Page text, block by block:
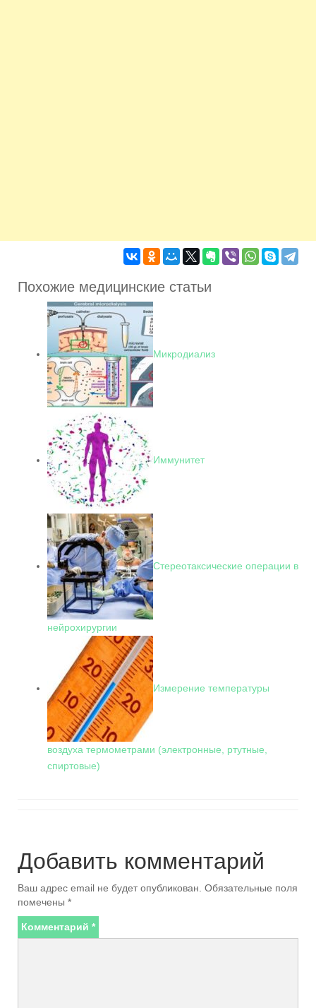
Похожие медицинские статьи
Микродиализ
Иммунитет
Стереотаксические операции в
нейрохирургии
Измерение температуры
воздуха термометрами (электронные, ртутные,
спиртовые)
Добавить комментарий
Ваш адрес email не будет опубликован. Обязательные поля
помечены *
Комментарий *